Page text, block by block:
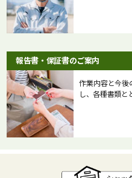
報告書・保証書のご案内
作業内容と今後
し、各種書類と